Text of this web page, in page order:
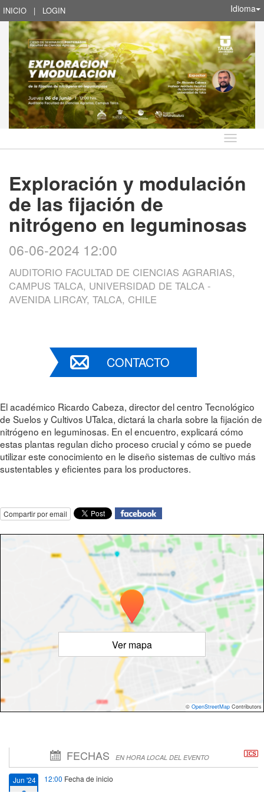
INICIO | LOGIN Idioma
Idioma
Exploración y modulación
de las fijación de
nitrógeno en leguminosas
06-06-2024 12:00
AUDITORIO FACULTAD DE CIENCIAS AGRARIAS,
CAMPUS TALCA, UNIVERSIDAD DE TALCA -
AVENIDA LIRCAY, TALCA, CHILE
CONTACTO
El académico Ricardo Cabeza, director del centro Tecnológico
de Suelos y Cultivos UTalca, dictará la charla sobre la fijación de
nitrógeno en leguminosas. En el encuentro, explicará cómo
estas plantas regulan dicho proceso crucial y cómo se puede
utilizar este conocimiento en le diseño sistemas de cultivo más
sustentables y eficientes para los productores.
Compartir por email
Ver mapa
© OpenStreetMap Contributors
FECHAS EN HORA LOCAL DEL EVENTO
Jun '24 12:00 Fecha de inicio